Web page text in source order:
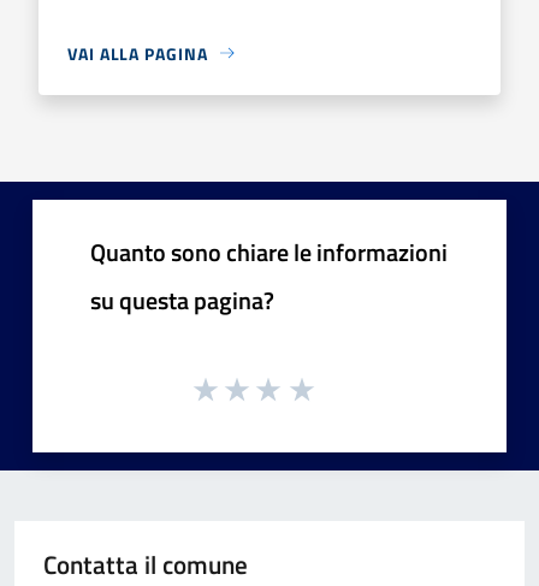
VAI ALLA PAGINA
Quanto sono chiare le informazioni
su questa pagina?
Contatta il comune